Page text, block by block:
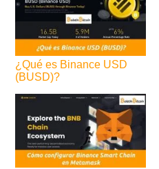
¿Qué es Binance USD
(BUSD)?